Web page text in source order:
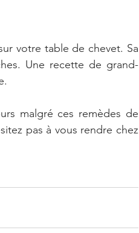
votre table de chevet. Sa
Une recette de grand-
malgré ces remèdes de
pas à vous rendre chez